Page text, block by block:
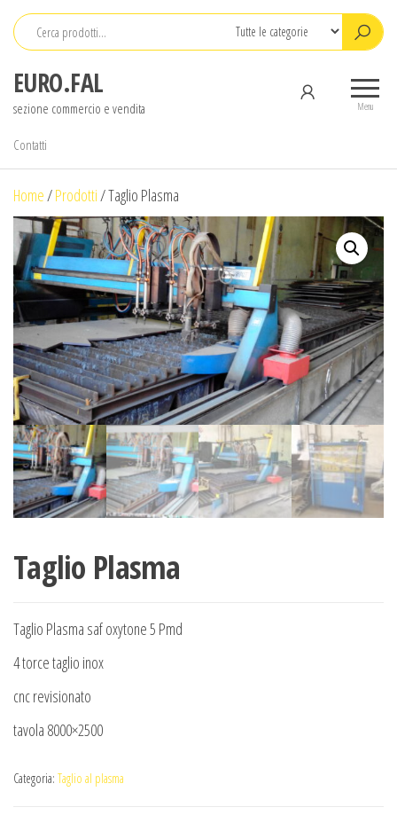
Salta
contenuto
EURO.FAL
sezione commercio e vendita Menu
Contatti
Home/Prodotti/Taglio Plasma
Taglio Plasma
Taglio Plasma saf oxytone 5 Pmd
4 torce taglio inox
cnc revisionato
tavola 8000×2500
Categoria: Taglio al plasma